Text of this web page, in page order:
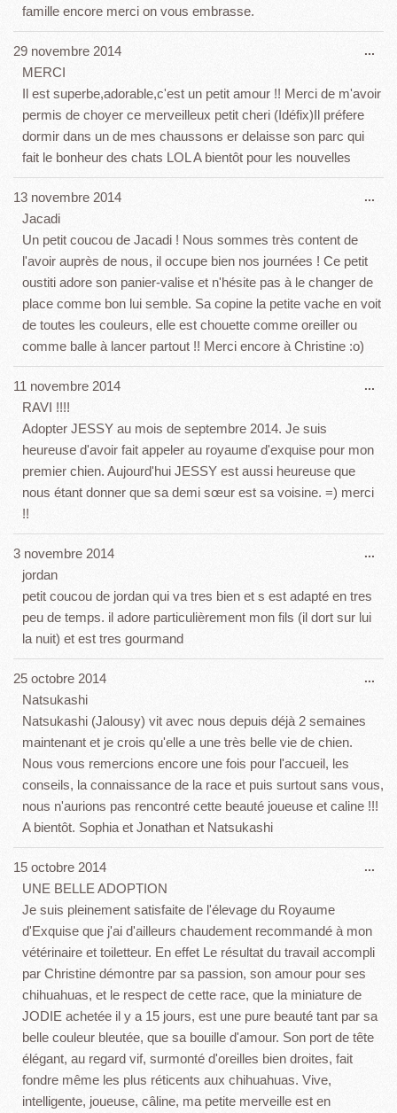
famille encore merci on vous embrasse.
29 novembre 2014
MERCI
Il est superbe,adorable,c'est un petit amour !! Merci de m'avoir
permis de choyer ce merveilleux petit cheri (Idéfix)Il préfere
dormir dans un de mes chaussons er delaisse son parc qui
fait le bonheur des chats LOL A bientôt pour les nouvelles
...
13 novembre 2014
Jacadi
Un petit coucou de Jacadi ! Nous sommes très content de
l'avoir auprès de nous, il occupe bien nos journées ! Ce petit
oustiti adore son panier-valise et n'hésite pas à le changer de
place comme bon lui semble. Sa copine la petite vache en voit
de toutes les couleurs, elle est chouette comme oreiller ou
comme balle à lancer partout !! Merci encore à Christine :o)
...
11 novembre 2014
RAVI !!!!
Adopter JESSY au mois de septembre 2014. Je suis
heureuse d'avoir fait appeler au royaume d'exquise pour mon
premier chien. Aujourd'hui JESSY est aussi heureuse que
nous étant donner que sa demi sœur est sa voisine. =) merci
!!
...
3 novembre 2014
jordan
petit coucou de jordan qui va tres bien et s est adapté en tres
peu de temps. il adore particulièrement mon fils (il dort sur lui
la nuit) et est tres gourmand
...
25 octobre 2014
Natsukashi
Natsukashi (Jalousy) vit avec nous depuis déjà 2 semaines
maintenant et je crois qu'elle a une très belle vie de chien.
Nous vous remercions encore une fois pour l'accueil, les
conseils, la connaissance de la race et puis surtout sans vous,
nous n'aurions pas rencontré cette beauté joueuse et caline !!!
A bientôt. Sophia et Jonathan et Natsukashi
...
15 octobre 2014
UNE BELLE ADOPTION
Je suis pleinement satisfaite de l'élevage du Royaume
d'Exquise que j'ai d'ailleurs chaudement recommandé à mon
vétérinaire et toiletteur. En effet Le résultat du travail accompli
par Christine démontre par sa passion, son amour pour ses
chihuahuas, et le respect de cette race, que la miniature de
JODIE achetée il y a 15 jours, est une pure beauté tant par sa
belle couleur bleutée, que sa bouille d'amour. Son port de tête
élégant, au regard vif, surmonté d'oreilles bien droites, fait
fondre même les plus réticents aux chihuahuas. Vive,
intelligente, joueuse, câline, ma petite merveille est en
...